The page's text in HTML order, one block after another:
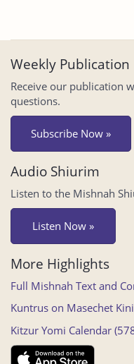
Weekly Publication
Receive our publication
questions.
Subscribe Now »
Audio Shiurim
Listen to the Mishnah
Listen Now »
More Highlights
Full Mishnah Text and
Kuntrus on Masechet
Kitzur Yomi Calendar